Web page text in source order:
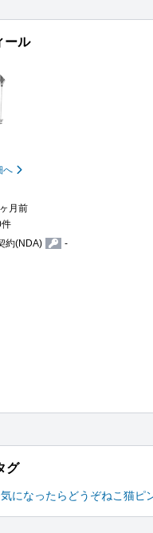
ール
へ
月前
約(NDA) -
グ
気になったらどうぞねこ猫ピ